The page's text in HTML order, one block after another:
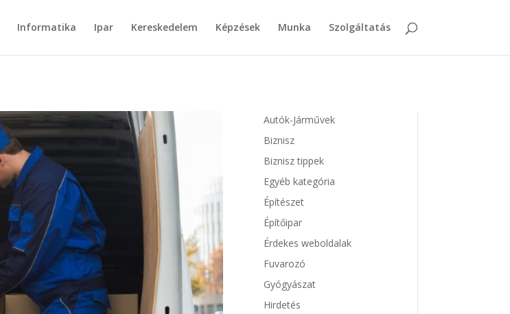
Informatika Ipar Kereskedelem Képzések Munka Szolgáltatás
Autók-Járművek
Biznisz
Biznisz tippek
Egyéb kategória
Építészet
Építőipar
Érdekes weboldalak
Fuvarozó
Gyógyászat
Hirdetés